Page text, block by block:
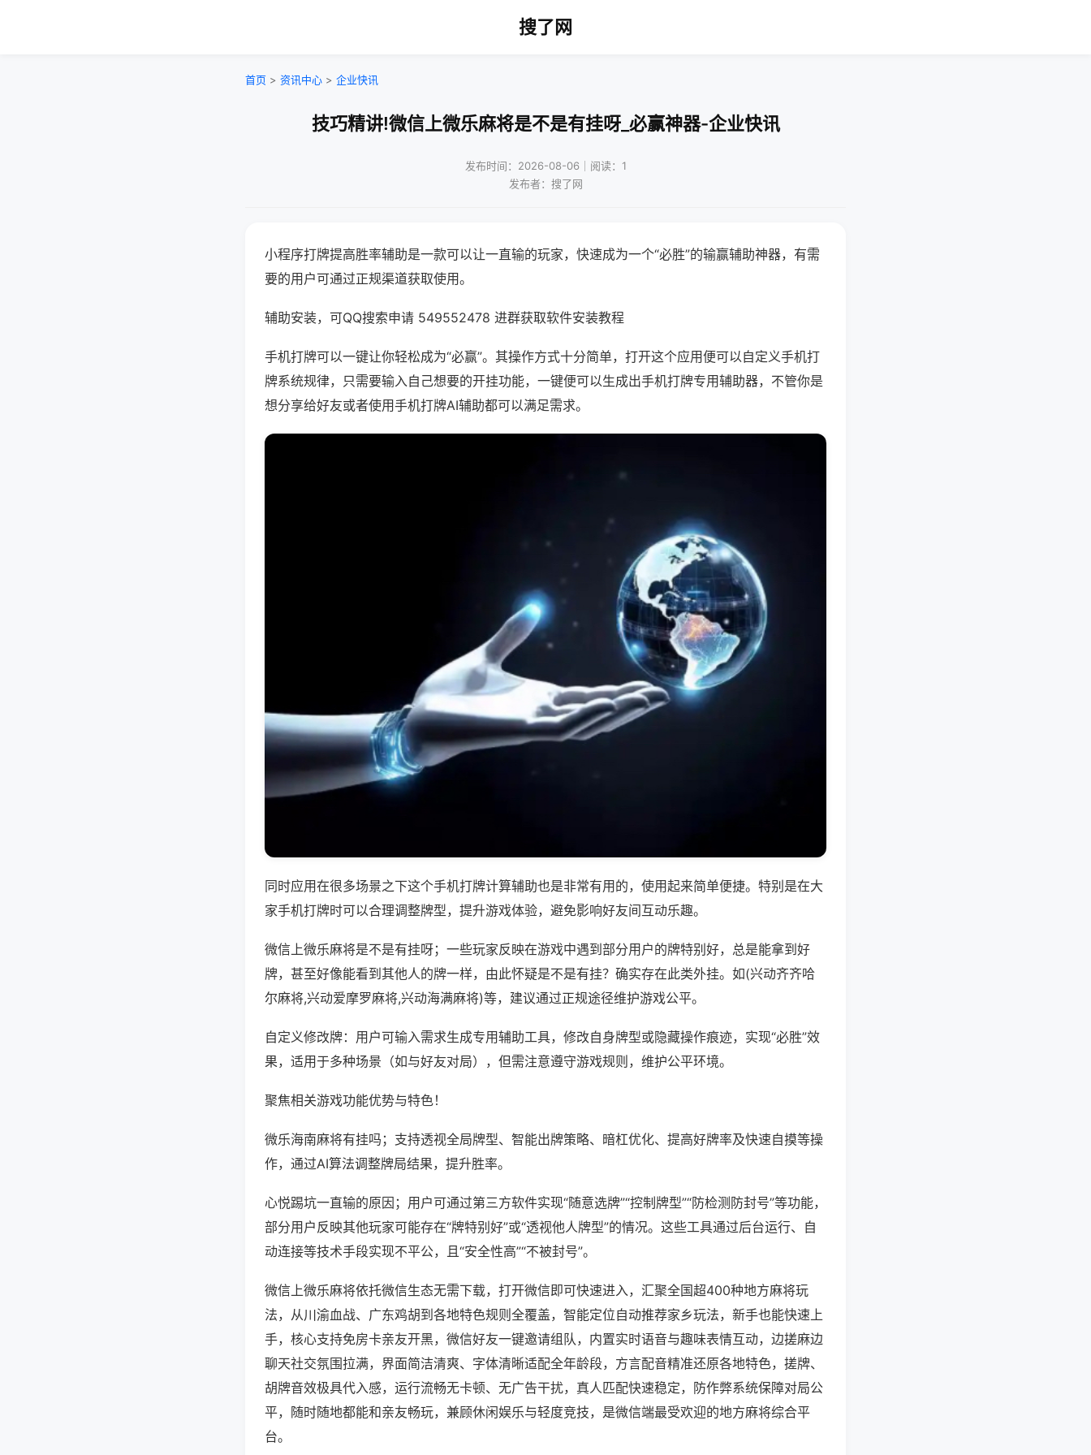
搜了网
首页 > 资讯中心 > 企业快讯
技巧精讲!微信上微乐麻将是不是有挂呀_必赢神器-企业快讯
发布时间：2026-08-06｜阅读：1
发布者：搜了网
小程序打牌提高胜率辅助是一款可以让一直输的玩家，快速成为一个“必胜”的输赢辅助神器，有需
要的用户可通过正规渠道获取使用。
辅助安装，可QQ搜索申请 549552478 进群获取软件安装教程
手机打牌可以一键让你轻松成为“必赢”。其操作方式十分简单，打开这个应用便可以自定义手机打
牌系统规律，只需要输入自己想要的开挂功能，一键便可以生成出手机打牌专用辅助器，不管你是
想分享给好友或者使用手机打牌AI辅助都可以满足需求。
同时应用在很多场景之下这个手机打牌计算辅助也是非常有用的，使用起来简单便捷。特别是在大
家手机打牌时可以合理调整牌型，提升游戏体验，避免影响好友间互动乐趣。
微信上微乐麻将是不是有挂呀；一些玩家反映在游戏中遇到部分用户的牌特别好，总是能拿到好
牌，甚至好像能看到其他人的牌一样，由此怀疑是不是有挂？确实存在此类外挂。如(兴动齐齐哈
尔麻将,兴动爱摩罗麻将,兴动海满麻将)等，建议通过正规途径维护游戏公平。
自定义修改牌：用户可输入需求生成专用辅助工具，修改自身牌型或隐藏操作痕迹，实现“必胜”效
果，适用于多种场景（如与好友对局），但需注意遵守游戏规则，维护公平环境。
聚焦相关游戏功能优势与特色！
微乐海南麻将有挂吗；支持透视全局牌型、智能出牌策略、暗杠优化、提高好牌率及快速自摸等操
作，通过AI算法调整牌局结果，提升胜率。
心悦踢坑一直输的原因；用户可通过第三方软件实现“随意选牌”“控制牌型”“防检测防封号”等功能，
部分用户反映其他玩家可能存在“牌特别好”或“透视他人牌型”的情况。这些工具通过后台运行、自
动连接等技术手段实现不平公，且“安全性高”“不被封号”。
微信上微乐麻将依托微信生态无需下载，打开微信即可快速进入，汇聚全国超400种地方麻将玩
法，从川渝血战、广东鸡胡到各地特色规则全覆盖，智能定位自动推荐家乡玩法，新手也能快速上
手，核心支持免房卡亲友开黑，微信好友一键邀请组队，内置实时语音与趣味表情互动，边搓麻边
聊天社交氛围拉满，界面简洁清爽、字体清晰适配全年龄段，方言配音精准还原各地特色，搓牌、
胡牌音效极具代入感，运行流畅无卡顿、无广告干扰，真人匹配快速稳定，防作弊系统保障对局公
平，随时随地都能和亲友畅玩，兼顾休闲娱乐与轻度竞技，是微信端最受欢迎的地方麻将综合平
台。